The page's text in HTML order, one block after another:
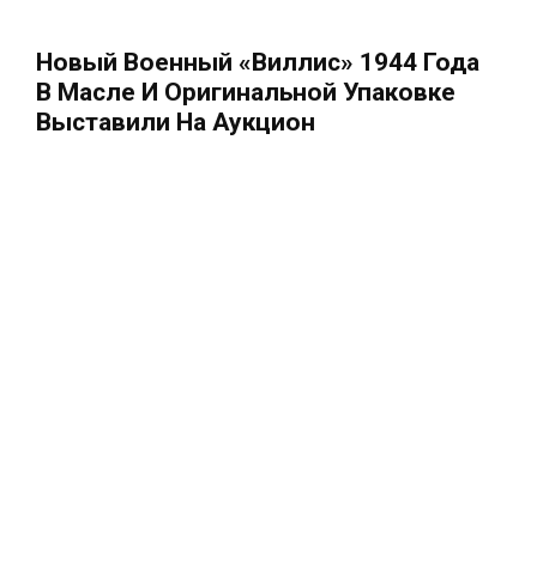
Новый Военный «Виллис» 1944 Года
В Масле И Оригинальной Упаковке
Выставили На Аукцион